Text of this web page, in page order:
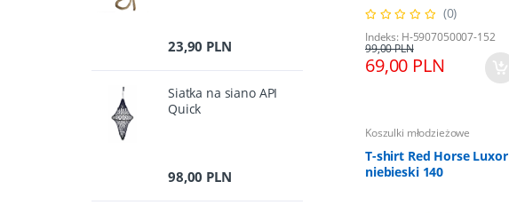
23,90 PLN
Siatka na siano API
Quick
98,00 PLN
(0)
Indeks: H-5907050007-152
69,00 PLN
99,00 PLN
Koszulki młodzieżowe
T-shirt Red Horse Luxor
niebieski 140